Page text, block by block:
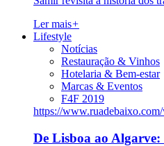
Ler mais+
Lifestyle
Notícias
Restauração & Vinhos
Hotelaria & Bem-estar
Marcas & Eventos
F4F 2019
https://
De Lisboa ao Algarve: